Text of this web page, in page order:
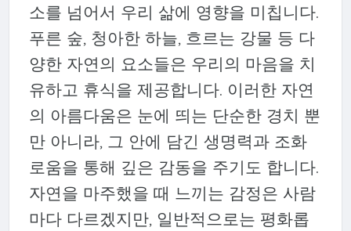
소를 넘어서 우리 삶에 영향을 미칩니다.
푸른 숲, 청아한 하늘, 흐르는 강물 등 다
양한 자연의 요소들은 우리의 마음을 치
유하고 휴식을 제공합니다. 이러한 자연
의 아름다움은 눈에 띄는 단순한 경치 뿐
만 아니라, 그 안에 담긴 생명력과 조화
로움을 통해 깊은 감동을 주기도 합니다.
자연을 마주했을 때 느끼는 감정은 사람
마다 다르겠지만, 일반적으로는 평화롭